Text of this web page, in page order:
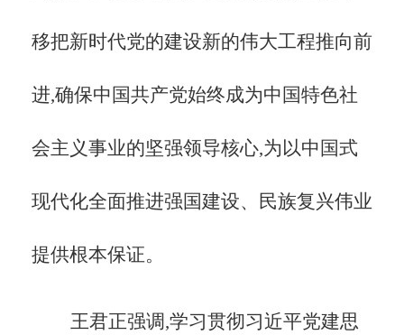
移把新时代党的建设新的伟大工程推向前
进,确保中国共产党始终成为中国特色社
会主义事业的坚强领导核心,为以中国式
现代化全面推进强国建设、民族复兴伟业
提供根本保证。
王君正强调,学习贯彻习近平党建思